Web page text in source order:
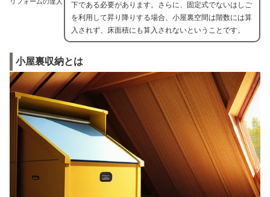
下である必要があります。さらに、固定式でないはしご
を利用して昇り降りする場合、小屋裏空間は階数には算
入されず、床面積にも算入されないということです。
小屋裏収納とは